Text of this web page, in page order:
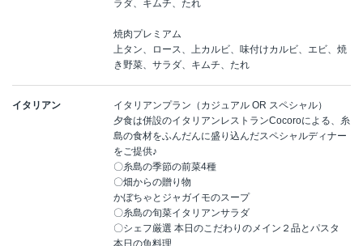
ラダ、キムチ、たれ
焼肉プレミアム
上タン、ロース、上カルビ、味付けカルビ、エビ、焼
き野菜、サラダ、キムチ、たれ
イタリアン
イタリアンプラン（カジュアル OR スペシャル）
夕食は併設のイタリアンレストランCocoroによる、糸
島の食材をふんだんに盛り込んだスペシャルディナー
をご提供♪
〇糸島の季節の前菜4種
〇畑からの贈り物
かぼちゃとジャガイモのスープ
〇糸島の旬菜イタリアンサラダ
〇シェフ厳選 本日のこだわりのメイン２品とパスタ
本日の魚料理